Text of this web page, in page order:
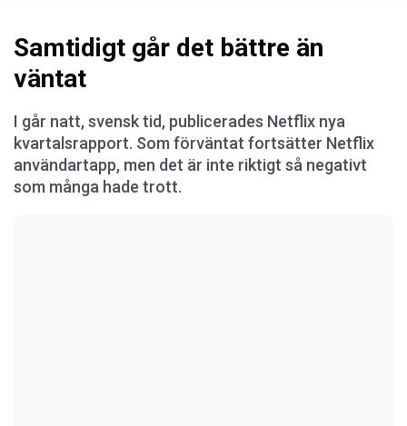
Samtidigt går det bättre än
väntat
I går natt, svensk tid, publicerades Netflix nya
kvartalsrapport. Som förväntat fortsätter Netflix
användartapp, men det är inte riktigt så negativt
som många hade trott.